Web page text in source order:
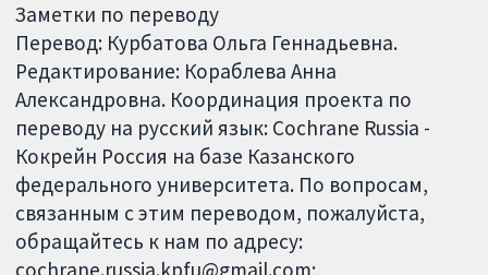
Заметки по переводу
Перевод: Курбатова Ольга Геннадьевна.
Редактирование: Кораблева Анна
Александровна. Координация проекта по
переводу на русский язык: Cochrane Russia -
Кокрейн Россия на базе Казанского
федерального университета. По вопросам,
связанным с этим переводом, пожалуйста,
обращайтесь к нам по адресу: